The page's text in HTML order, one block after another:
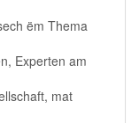
ëm Thema
Experten am
mat